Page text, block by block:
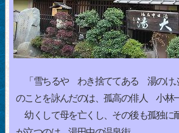
「雪ちるや わき捨ててある 湯のけ
のことを詠んだのは、孤高の俳人 小林
幼くして母を亡くし、その後も孤独に